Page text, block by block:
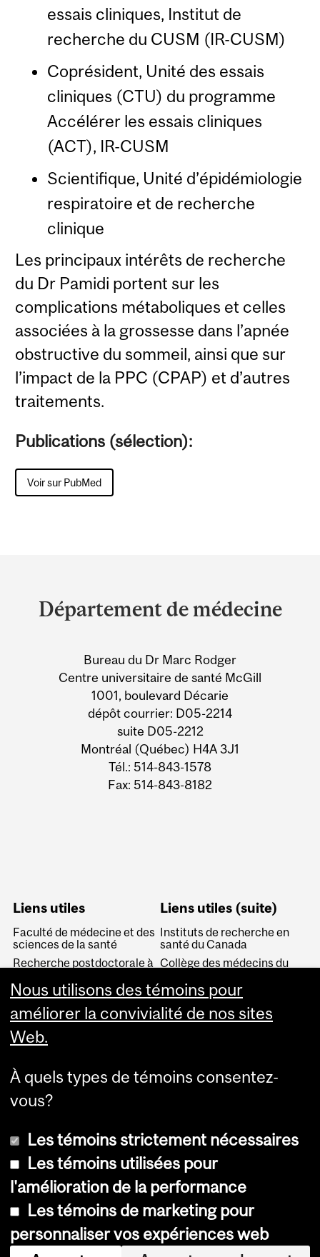
essais cliniques, Institut de
recherche du CUSM (IR-CUSM)
Coprésident, Unité des essais
cliniques (CTU) du programme
Accélérer les essais cliniques
(ACT), IR-CUSM
Scientifique, Unité d’épidémiologie
respiratoire et de recherche
clinique
Les principaux intérêts de recherche
du Dr Pamidi portent sur les
complications métaboliques et celles
associées à la grossesse dans l’apnée
obstructive du sommeil, ainsi que sur
l’impact de la PPC (CPAP) et d’autres
traitements.
Publications (sélection):
Voir sur PubMed
and
University
Information
Département de médecine
Bureau du Dr Marc Rodger
Centre universitaire de santé McGill
1001, boulevard Décarie
dépôt courrier: D05-2214
suite D05-2212
Montréal (Québec) H4A 3J1
Tél.: 514-843-1578
Fax: 514-843-8182
Liens utiles
Faculté de médecine et des
sciences de la santé
Recherche postdoctorale à
Fonds de recherche Santé
Québec (FRQS)
Chaires de recherche du
Canada
et chirurgiens du Canada
Liens utiles (suite)
Instituts de recherche en
santé du Canada
Collège des médecins du
Association médicale
canadienne
Association canadienne
(CARMS)
© Université McGill, 2026
Accessibilité
Avis sur les témoins
Nous utilisons des témoins pour
améliorer la convivialité de nos sites
Web.
À quels types de témoins consentez-
vous?
Les témoins strictement nécessaires
Les témoins utilisées pour
l'amélioration de la performance
Les témoins de marketing pour
personnaliser vos expériences web